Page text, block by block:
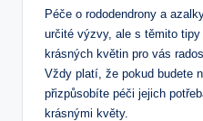
Péče o rododendrony a
určité výzvy, ale s těmito
krásných⁣ květin pro vás
⁢Vždy⁢ platí, že ‍pokud budete
přizpůsobíte ‌péči jejich
krásnými květy.